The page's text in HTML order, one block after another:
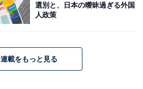
選別と、日本の曖昧過ぎる外国
人政策
連載をもっと見る